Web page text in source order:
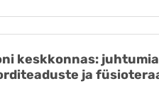
keskkonnas:
ja